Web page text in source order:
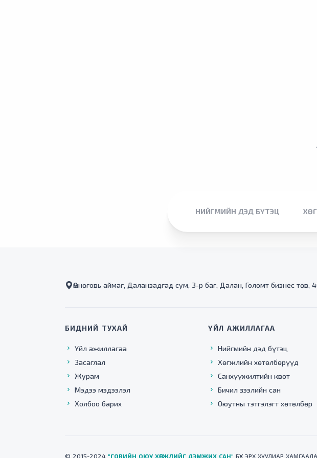
НИЙГМИЙН ДЭД БҮТЭЦ
Өмнөговь аймаг, Даланзадгад сум, 3-р баг, Далан, Голомт бизнес төв,
БИДНИЙ ТУХАЙ
Үйл ажиллагаа
Засаглал
Журам
Мэдээ мэдээлэл
Холбоо барих
ҮЙЛ АЖИЛЛАГАА
Нийгмийн дэд бүтэц
Хөгжлийн хөтөлбөрүүд
Санхүүжилтийн квот
Бичил зээлийн сан
Оюутны тэтгэлэгт хөтөлбөр
© 2015-2024 "ГОВИЙН ОЮУ ХӨГЖЛИЙГ ДЭМЖИХ САН" БҮХ ЭРХ ХУУЛИАР